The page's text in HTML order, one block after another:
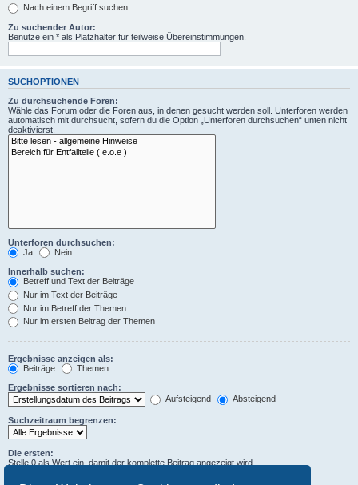
Nach einem Begriff suchen
Zu suchender Autor:
Benutze ein * als Platzhalter für teilweise Übereinstimmungen.
SUCHOPTIONEN
Zu durchsuchende Foren:
Wähle das Forum oder die Foren aus, in denen gesucht werden soll. Unterforen werden
automatisch mit durchsucht, sofern du die Option „Unterforen durchsuchen“ unten nicht
deaktivierst.
Unterforen durchsuchen:
Ja
Nein
Innerhalb suchen:
Betreff und Text der Beiträge
Nur im Text der Beiträge
Nur im Betreff der Themen
Nur im ersten Beitrag der Themen
Ergebnisse anzeigen als:
Beiträge
Themen
Ergebnisse sortieren nach:
Aufsteigend
Absteigend
Suchzeitraum begrenzen:
Die ersten:
Stelle 0 als Wert ein, damit der komplette Beitrag angezeigt wird.